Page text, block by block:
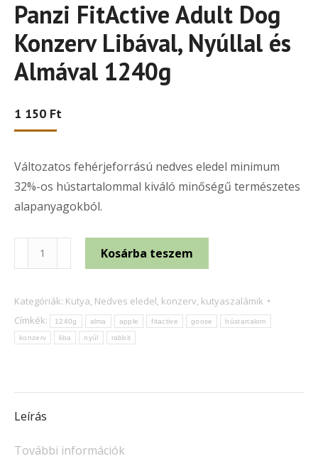
Panzi FitActive Adult Dog
Konzerv Libával, Nyúllal és
Almával 1240g
1 150 Ft
Változatos fehérjeforrású nedves eledel minimum
32%-os hústartalommal kiváló minőségű természetes
alapanyagokból.
Panzi
FitActive
Dog
Konzerv
Libával,
mennyiség
Kosárba teszem
Kategóriák: Kutya, Nedves eledel, konzerv, kutyaszalámik
Címkék:
1240g alma apple fitactive goose hústartalom
konzerv liba nyúl rabbit
Leírás
További információk